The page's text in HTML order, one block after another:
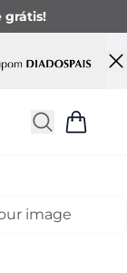
grátis!
image